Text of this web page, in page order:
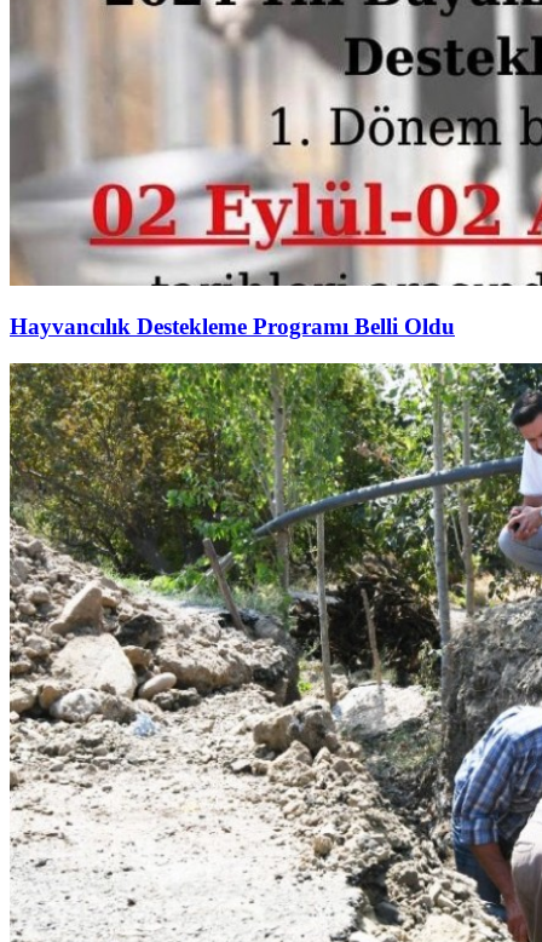
Hayvancılık Destekleme Programı Belli Oldu